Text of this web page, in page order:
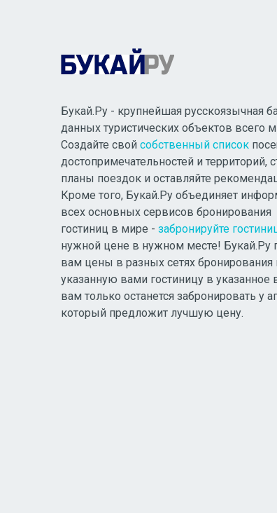
Букай.Ру - крупнейшая русскоязычная
данных туристических объектов всего
Создайте свой собственный список
достопримечательностей и территорий,
планы поездок и оставляйте
Кроме того, Букай.Ру объединяет
всех основных сервисов бронирования
гостиниц в мире - забронируйте
нужной цене в нужном месте! Букай.Ру
вам цены в разных сетях бронирования
указанную вами гостиницу в указанное
вам только останется забронировать у
который предложит лучшую цену.